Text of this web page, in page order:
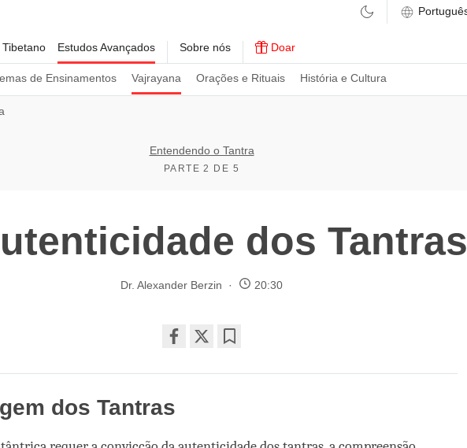
Estudos Avançados
de Ensinamentos Vajrayana Orações e Rituais História e Cultura
Sobre nós Doar
Entendendo o Tantra
PARTE 2 DE 5
dos Tantras
Dr. Alexander Berzin 20:30
on
facebook
dos Tantras